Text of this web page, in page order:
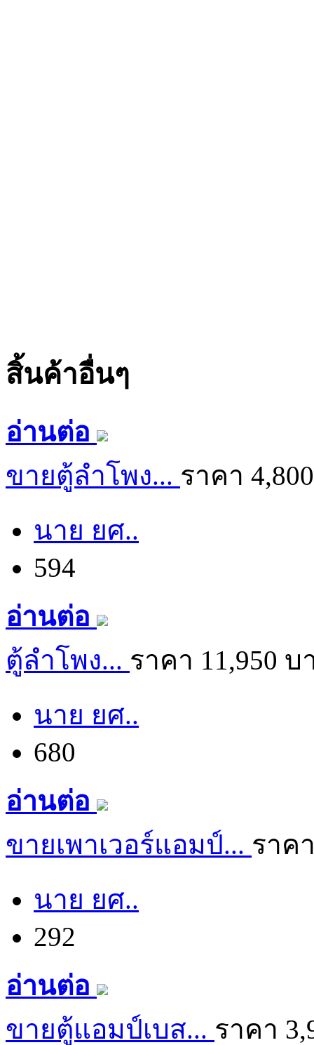
สิ้นค้าอื่นๆ
อ่านต่อ
ขายตู้ลำโพง... ราคา
นาย ยศ..
594
อ่านต่อ
ตู้ลำโพง... ราคา 11,950 บ
นาย ยศ..
680
อ่านต่อ
ขายเพาเวอร์แอมป์... ราค
นาย ยศ..
292
อ่านต่อ
ขายตู้แอมป์เบส... ราคา